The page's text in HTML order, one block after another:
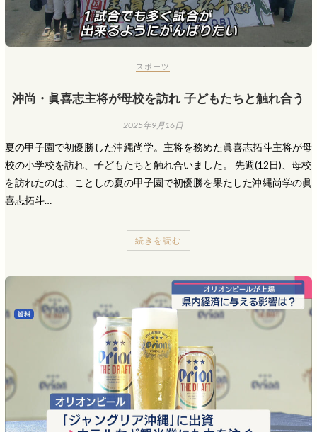
スポーツ
沖尚・眞喜志主将が母校を訪れ 子どもたちと触れ合う
2025年9月16日
夏の甲子園で初優勝した沖縄尚学。主将を務めた眞喜志拓斗主将が母
校の小学校を訪れ、子どもたちと触れ合いました。 先週(12日)、母校
を訪れたのは、ことしの夏の甲子園で初優勝を果たした沖縄尚学の眞
喜志拓斗…
続きを読む